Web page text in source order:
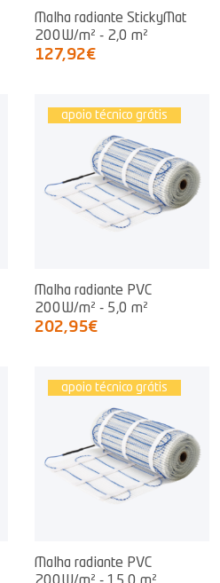
Malha radiante StickyMat
200W/m² - 2,0 m²
127,92€
apoio técnico grátis
Malha radiante PVC
200W/m² - 5,0 m²
202,95€
apoio técnico grátis
Malha radiante PVC